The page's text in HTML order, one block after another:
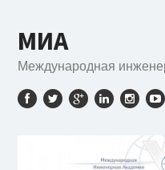
МИА
Международная